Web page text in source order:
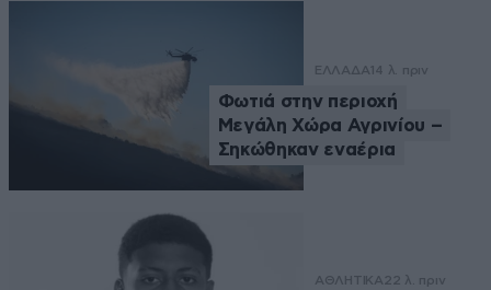
ΕΛΛΑΔΑ 14 λ. πριν
Φωτιά στην περιοχή
Μεγάλη Χώρα Αγρινίου –
Σηκώθηκαν εναέρια
ΑΘΛΗΤΙΚΑ22 λ. πριν